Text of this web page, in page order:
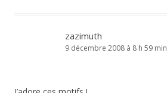
zazimuth
9 décembre 2008 à 8 h 59 min